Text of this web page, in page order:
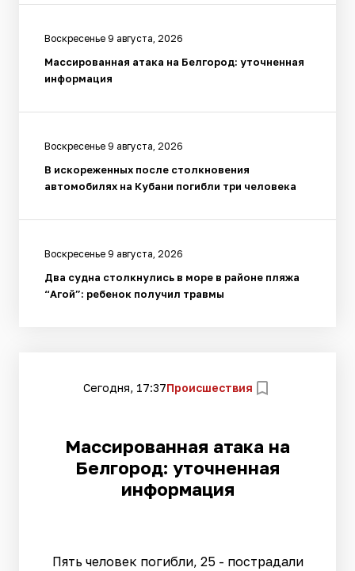
Воскресенье 9 августа, 2026
Массированная атака на Белгород: уточненная
информация
Воскресенье 9 августа, 2026
В искореженных после столкновения
автомобилях на Кубани погибли три человека
Воскресенье 9 августа, 2026
Два судна столкнулись в море в районе пляжа
“Агой”: ребенок получил травмы
Сегодня, 17:37Происшествия
Массированная атака на
Белгород: уточненная
информация
Пять человек погибли, 25 - пострадали